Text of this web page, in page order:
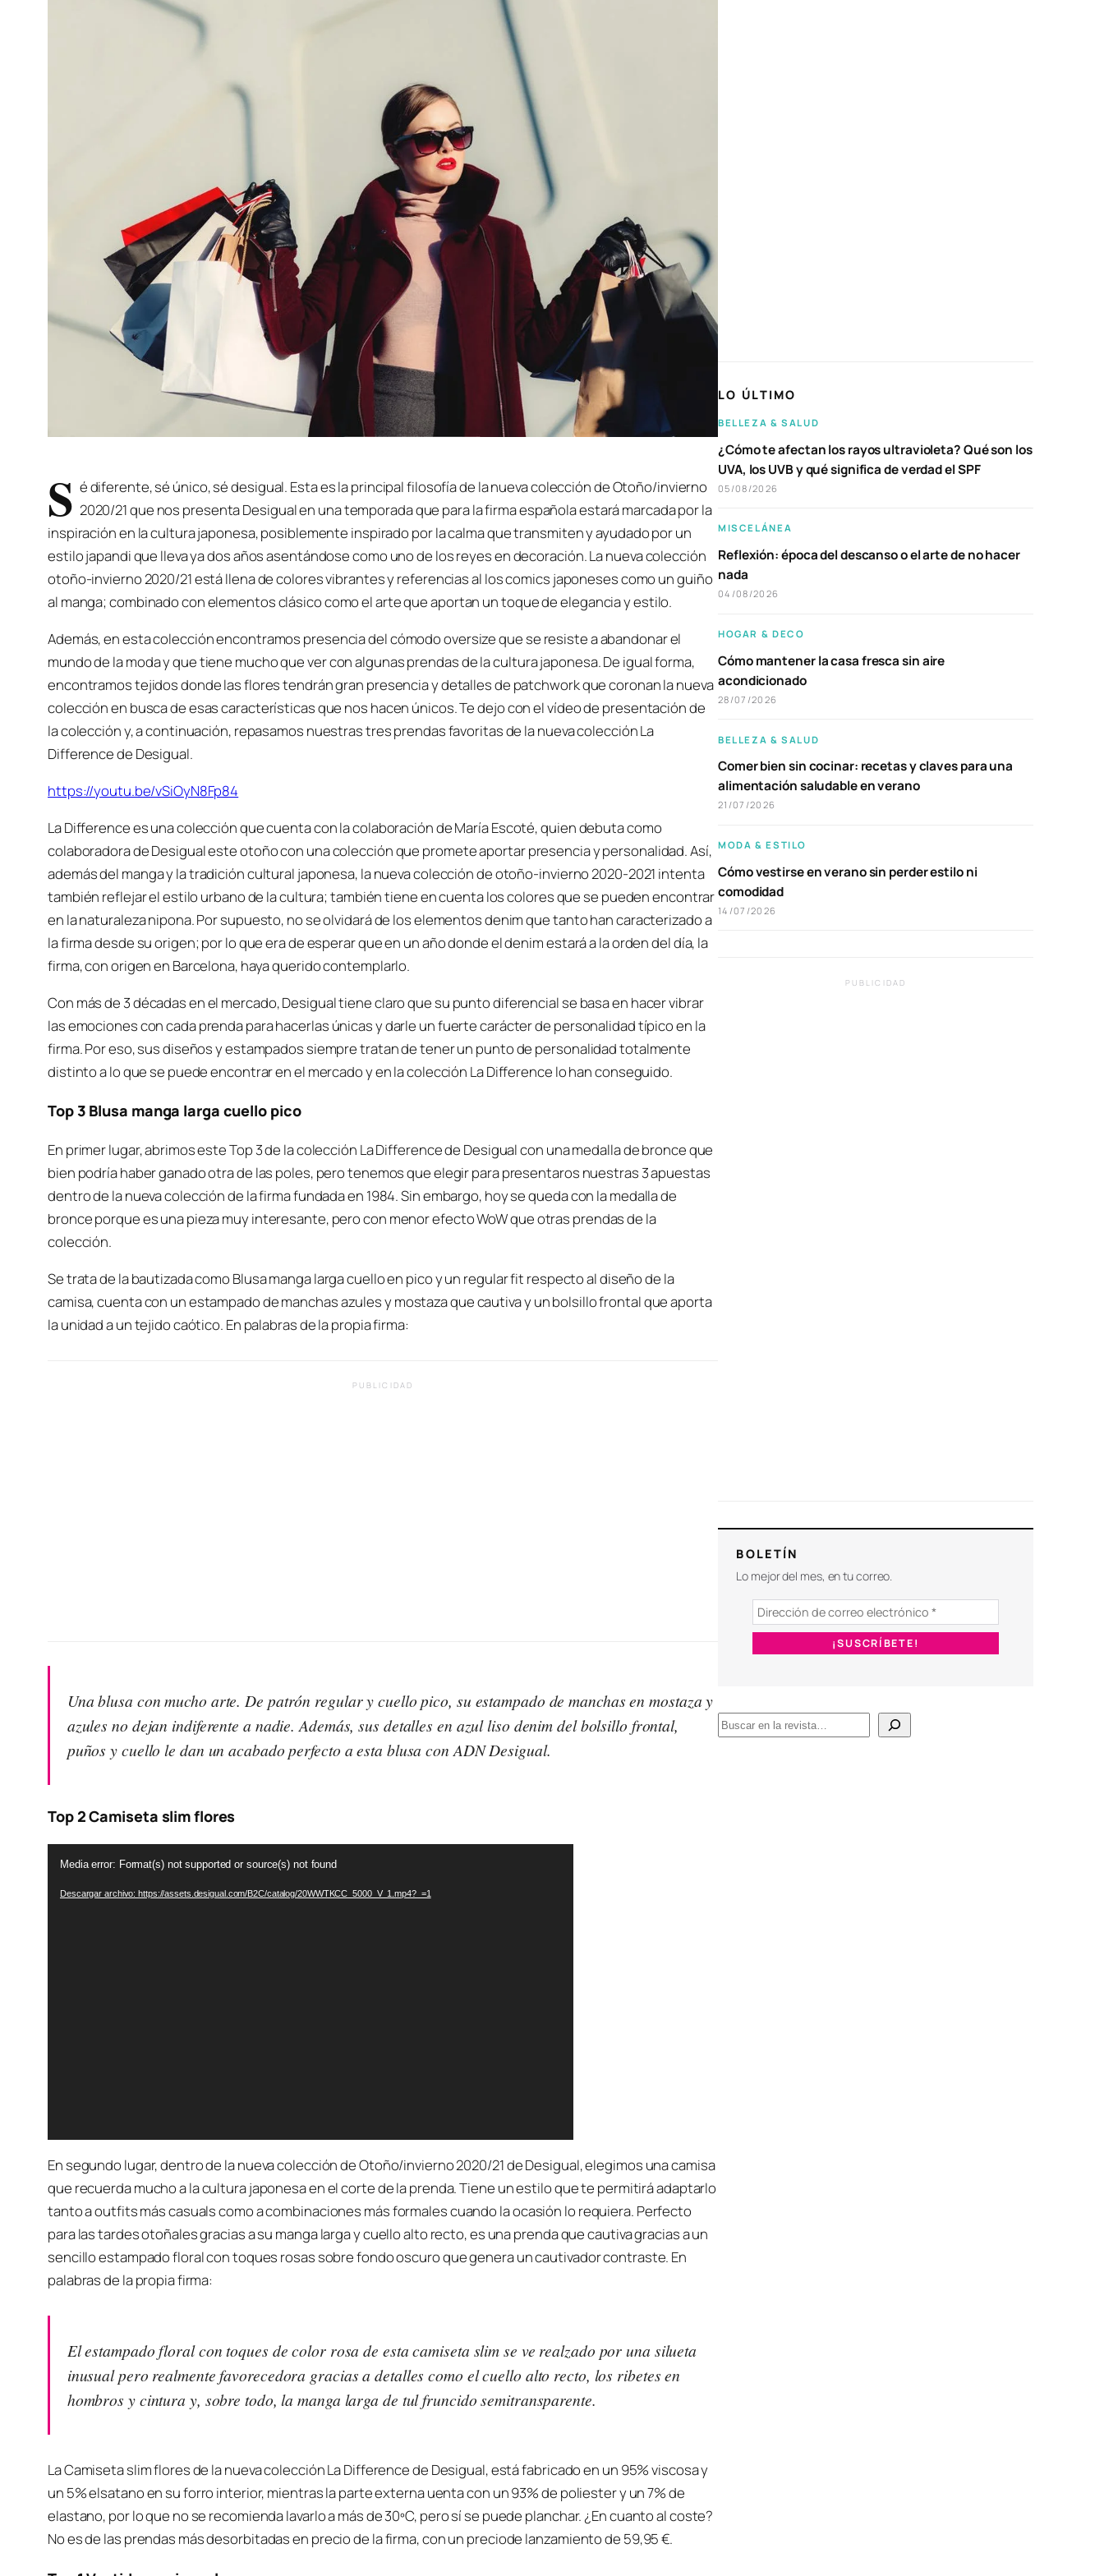
S é diferente, sé único, sé desigual. Esta es la principal filosofía de la nueva colección de Otoño/invierno
2020/21 que nos presenta Desigual en una temporada que para la firma española estará marcada por la
inspiración en la cultura japonesa, posiblemente inspirado por la calma que transmiten y ayudado por un
estilo japandi que lleva ya dos años asentándose como uno de los reyes en decoración. La nueva colección
otoño-invierno 2020/21 está llena de colores vibrantes y referencias al los comics japoneses como un guiño
al manga; combinado con elementos clásico como el arte que aportan un toque de elegancia y estilo.
Además, en esta colección encontramos presencia del cómodo oversize que se resiste a abandonar el
mundo de la moda y que tiene mucho que ver con algunas prendas de la cultura japonesa. De igual forma,
encontramos tejidos donde las flores tendrán gran presencia y detalles de patchwork que coronan la nueva
colección en busca de esas características que nos hacen únicos. Te dejo con el vídeo de presentación de
la colección y, a continuación, repasamos nuestras tres prendas favoritas de la nueva colección La
Difference de Desigual.
https://youtu.be/vSiOyN8Fp84
La Difference es una colección que cuenta con la colaboración de María Escoté, quien debuta como
colaboradora de Desigual este otoño con una colección que promete aportar presencia y personalidad. Así,
además del manga y la tradición cultural japonesa, la nueva colección de otoño-invierno 2020-2021 intenta
también reflejar el estilo urbano de la cultura; también tiene en cuenta los colores que se pueden encontrar
en la naturaleza nipona. Por supuesto, no se olvidará de los elementos denim que tanto han caracterizado a
la firma desde su origen; por lo que era de esperar que en un año donde el denim estará a la orden del día, la
firma, con origen en Barcelona, haya querido contemplarlo.
Con más de 3 décadas en el mercado, Desigual tiene claro que su punto diferencial se basa en hacer vibrar
las emociones con cada prenda para hacerlas únicas y darle un fuerte carácter de personalidad típico en la
firma. Por eso, sus diseños y estampados siempre tratan de tener un punto de personalidad totalmente
distinto a lo que se puede encontrar en el mercado y en la colección La Difference lo han conseguido.
Top 3 Blusa manga larga cuello pico
En primer lugar, abrimos este Top 3 de la colección La Difference de Desigual con una medalla de bronce que
bien podría haber ganado otra de las poles, pero tenemos que elegir para presentaros nuestras 3 apuestas
dentro de la nueva colección de la firma fundada en 1984. Sin embargo, hoy se queda con la medalla de
bronce porque es una pieza muy interesante, pero con menor efecto WoW que otras prendas de la
colección.
Se trata de la bautizada como Blusa manga larga cuello en pico y un regular fit respecto al diseño de la
camisa, cuenta con un estampado de manchas azules y mostaza que cautiva y un bolsillo frontal que aporta
la unidad a un tejido caótico. En palabras de la propia firma:
PUBLICIDAD
Una blusa con mucho arte. De patrón regular y cuello pico, su estampado de manchas en mostaza y
azules no dejan indiferente a nadie. Además, sus detalles en azul liso denim del bolsillo frontal,
puños y cuello le dan un acabado perfecto a esta blusa con ADN Desigual.
Top 2 Camiseta slim flores
í
d
e
o
Media error: Format(s) not supported or source(s) not found
Descargar archivo: https://assets.desigual.com/B2C/catalog/20WWTKCC_5000_V_1.mp4?_=1
En segundo lugar, dentro de la nueva colección de Otoño/invierno 2020/21 de Desigual, elegimos una camisa
que recuerda mucho a la cultura japonesa en el corte de la prenda. Tiene un estilo que te permitirá adaptarlo
tanto a outfits más casuals como a combinaciones más formales cuando la ocasión lo requiera. Perfecto
para las tardes otoñales gracias a su manga larga y cuello alto recto, es una prenda que cautiva gracias a un
sencillo estampado floral con toques rosas sobre fondo oscuro que genera un cautivador contraste. En
palabras de la propia firma:
El estampado floral con toques de color rosa de esta camiseta slim se ve realzado por una silueta
inusual pero realmente favorecedora gracias a detalles como el cuello alto recto, los ribetes en
hombros y cintura y, sobre todo, la manga larga de tul fruncido semitransparente.
La Camiseta slim flores de la nueva colección La Difference de Desigual, está fabricado en un 95% viscosa y
un 5% elsatano en su forro interior, mientras la parte externa uenta con un 93% de poliester y un 7% de
elastano, por lo que no se recomienda lavarlo a más de 30ºC, pero sí se puede planchar. ¿En cuanto al coste?
No es de las prendas más desorbitadas en precio de la firma, con un preciode lanzamiento de 59,95 €.
LO ÚLTIMO
BELLEZA & SALUD
¿Cómo te afectan los rayos ultravioleta? Qué son los
UVA, los UVB y qué significa de verdad el SPF
05/08/2026
MISCELÁNEA
Reflexión: época del descanso o el arte de no hacer
nada
04/08/2026
HOGAR & DECO
Cómo mantener la casa fresca sin aire
acondicionado
28/07/2026
BELLEZA & SALUD
Comer bien sin cocinar: recetas y claves para una
alimentación saludable en verano
21/07/2026
MODA & ESTILO
Cómo vestirse en verano sin perder estilo ni
comodidad
14/07/2026
PUBLICIDAD
BOLETÍN
Lo mejor del mes, en tu correo.
B